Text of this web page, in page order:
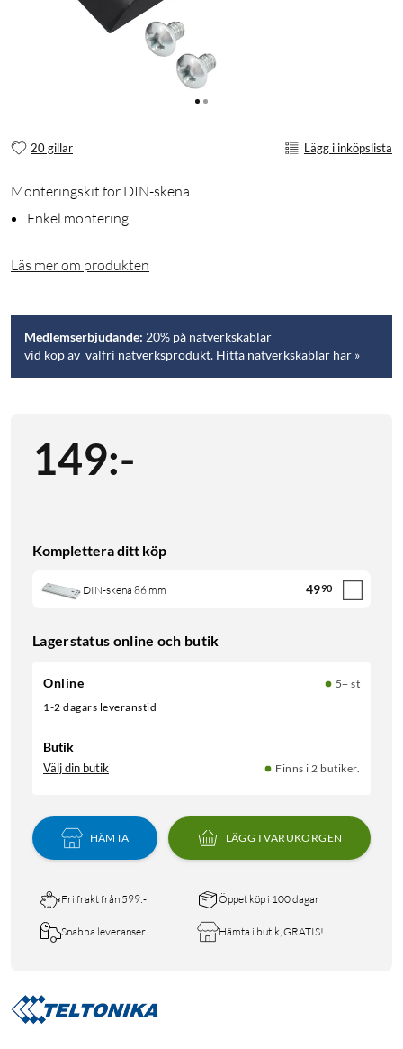
20 gillar Lägg i inköpslista
Monteringskit för DIN-skena
Enkel montering
Läs mer om produkten
Medlemserbjudande: 20% på nätverkskablar
vid köp av valfri nätverksprodukt. Hitta nätverkskablar här »
149:-
Komplettera ditt köp
DIN-skena 86 mm 4990
Lagerstatus online och butik
Online
5+ st
1-2 dagars leveranstid
Butik
Välj din butik Finns i 2 butiker.
HÄMTA LÄGG I VARUKORGEN
Fri frakt från 599:- Öppet köp i 100 dagar
Snabba leveranser Hämta i butik, GRATIS!